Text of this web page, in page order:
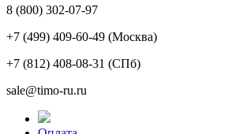
8 (800) 302-07-97
+7 (499) 409-60-49 (Москва)
+7 (812) 408-08-31 (СПб)
sale@timo-ru.ru